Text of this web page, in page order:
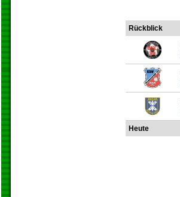
Rückblick
Heute